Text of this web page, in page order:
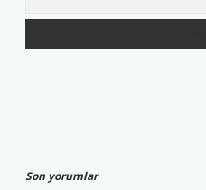
Son yorumlar